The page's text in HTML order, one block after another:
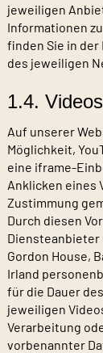
jeweiligen
Informationen
finden Sie in
des jeweiligen
1.4. Videos
Auf unserer
Möglichkeit,
eine iframe-
Anklicken eines
Zustimmung
Durch diesen
Diensteanbieter
Gordon House,
Irland
für die Dauer
jeweiligen
Verarbeitung
vorbenannter